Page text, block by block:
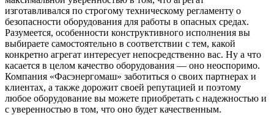
изготавливался по строгому техническому регламенту о
безопасности оборудования для работы в опасных средах.
Разумеется, особенности конструктивного исполнения вы
выбираете самостоятельно в соответствии с тем, какой
конкретно агрегат интересует непосредственно вас. Ну а что
касается в целом качество оборудования — оно неоспоримо.
Компания «Фасэнергомаш» заботиться о своих партнерах и
клиентах, а также дорожит своей репутацией и поэтому
любое оборудование вы можете приобретать с надежностью и
с уверенностью в том, что оно будет качественным.